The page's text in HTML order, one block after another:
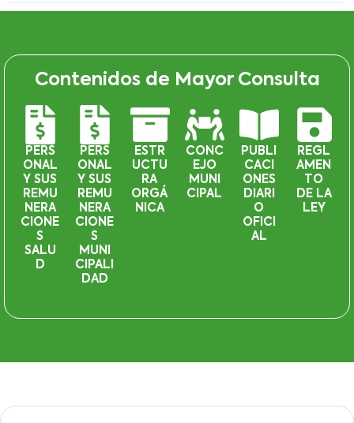
Contenidos de Mayor Consulta
PERS
ONAL
Y SUS
REMU
NERA
CIONE
S
SALU
D
PERS
ONAL
Y SUS
REMU
NERA
CIONE
S
MUNI
CIPALI
DAD
ESTR
UCTU
RA
ORGÁ
NICA
CONC
EJO
MUNI
CIPAL
PUBLI
CACI
ONES
DIARI
O
OFICI
AL
REGL
AMEN
TO
DE LA
LEY